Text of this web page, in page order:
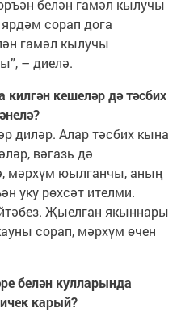
белән гамәл кылучы
сорап дога
гамәл кылучы
– диелә.
килгән кешеләр дә тәсбих
диләр. Алар тәсбих кына
вәгазь дә
мәрхүм юылганчы, аның
уку рөхсәт ителми.
Җыелган якыннары
сорап, мәрхүм өчен
белән кулларында
карый?